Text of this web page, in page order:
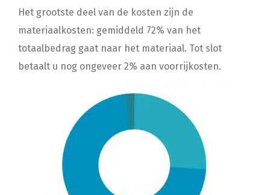
Het grootste deel van de kosten zijn de
materiaalkosten: gemiddeld 72% van het
totaalbedrag gaat naar het materiaal. Tot slot
betaalt u nog ongeveer 2% aan voorrijkosten.